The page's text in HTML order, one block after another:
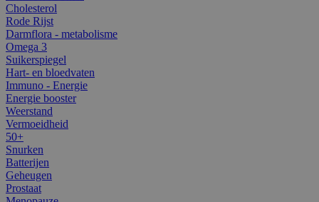
Cholesterol
Rode Rijst
Darmflora - metabolisme
Omega 3
Suikerspiegel
Hart- en bloedvaten
Immuno - Energie
Energie booster
Weerstand
Vermoeidheid
50+
Snurken
Batterijen
Geheugen
Prostaat